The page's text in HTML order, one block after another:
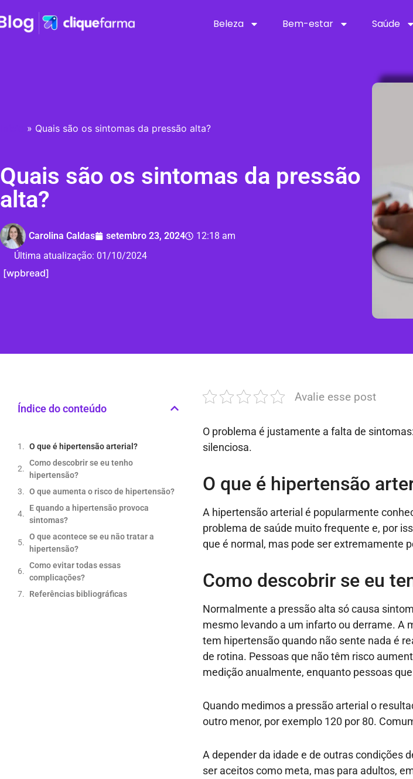
Beleza Bem-estar Saúde
» Quais são os sintomas da pressão alta?
Quais são os sintomas da pressão
alta?
Carolina Caldas setembro 23, 2024
12:18 am
Última atualização: 01/10/2024
[wpbread]
Índice do conteúdo
O que é hipertensão arterial?
Como descobrir se eu tenho
hipertensão?
O que aumenta o risco de hipertensão?
E quando a hipertensão provoca
sintomas?
O que acontece se eu não tratar a
hipertensão?
Como evitar todas essas
complicações?
Referências bibliográficas
Avalie esse post
O problema é justamente a falta de sintomas
silenciosa.
O que é hipertensão
A hipertensão arterial é popularmente
problema de saúde muito frequente e, por
que é normal, mas pode ser extremamente
Como descobrir se eu
Normalmente a pressão alta só causa
mesmo levando a um infarto ou derrame. A
tem hipertensão quando não sente nada é
de rotina. Pessoas que não têm risco
medição anualmente, enquanto pessoas
Quando medimos a pressão arterial o
outro menor, por exemplo 120 por 80.
A depender da idade e de outras condições
ser aceitos como meta, mas para adultos,